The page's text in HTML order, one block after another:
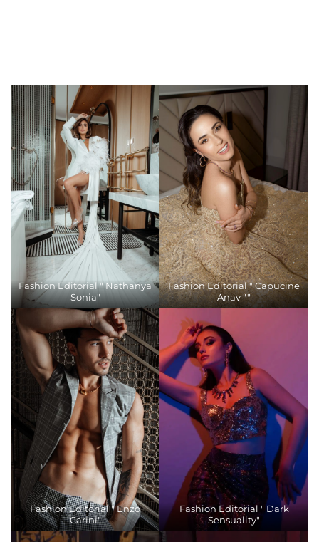
Fashion Editorial " Nathanya
Sonia"
Fashion Editorial " Capucine
Anav ""
Fashion Editorial " Enzo
Carini"
Fashion Editorial " Dark
Sensuality"